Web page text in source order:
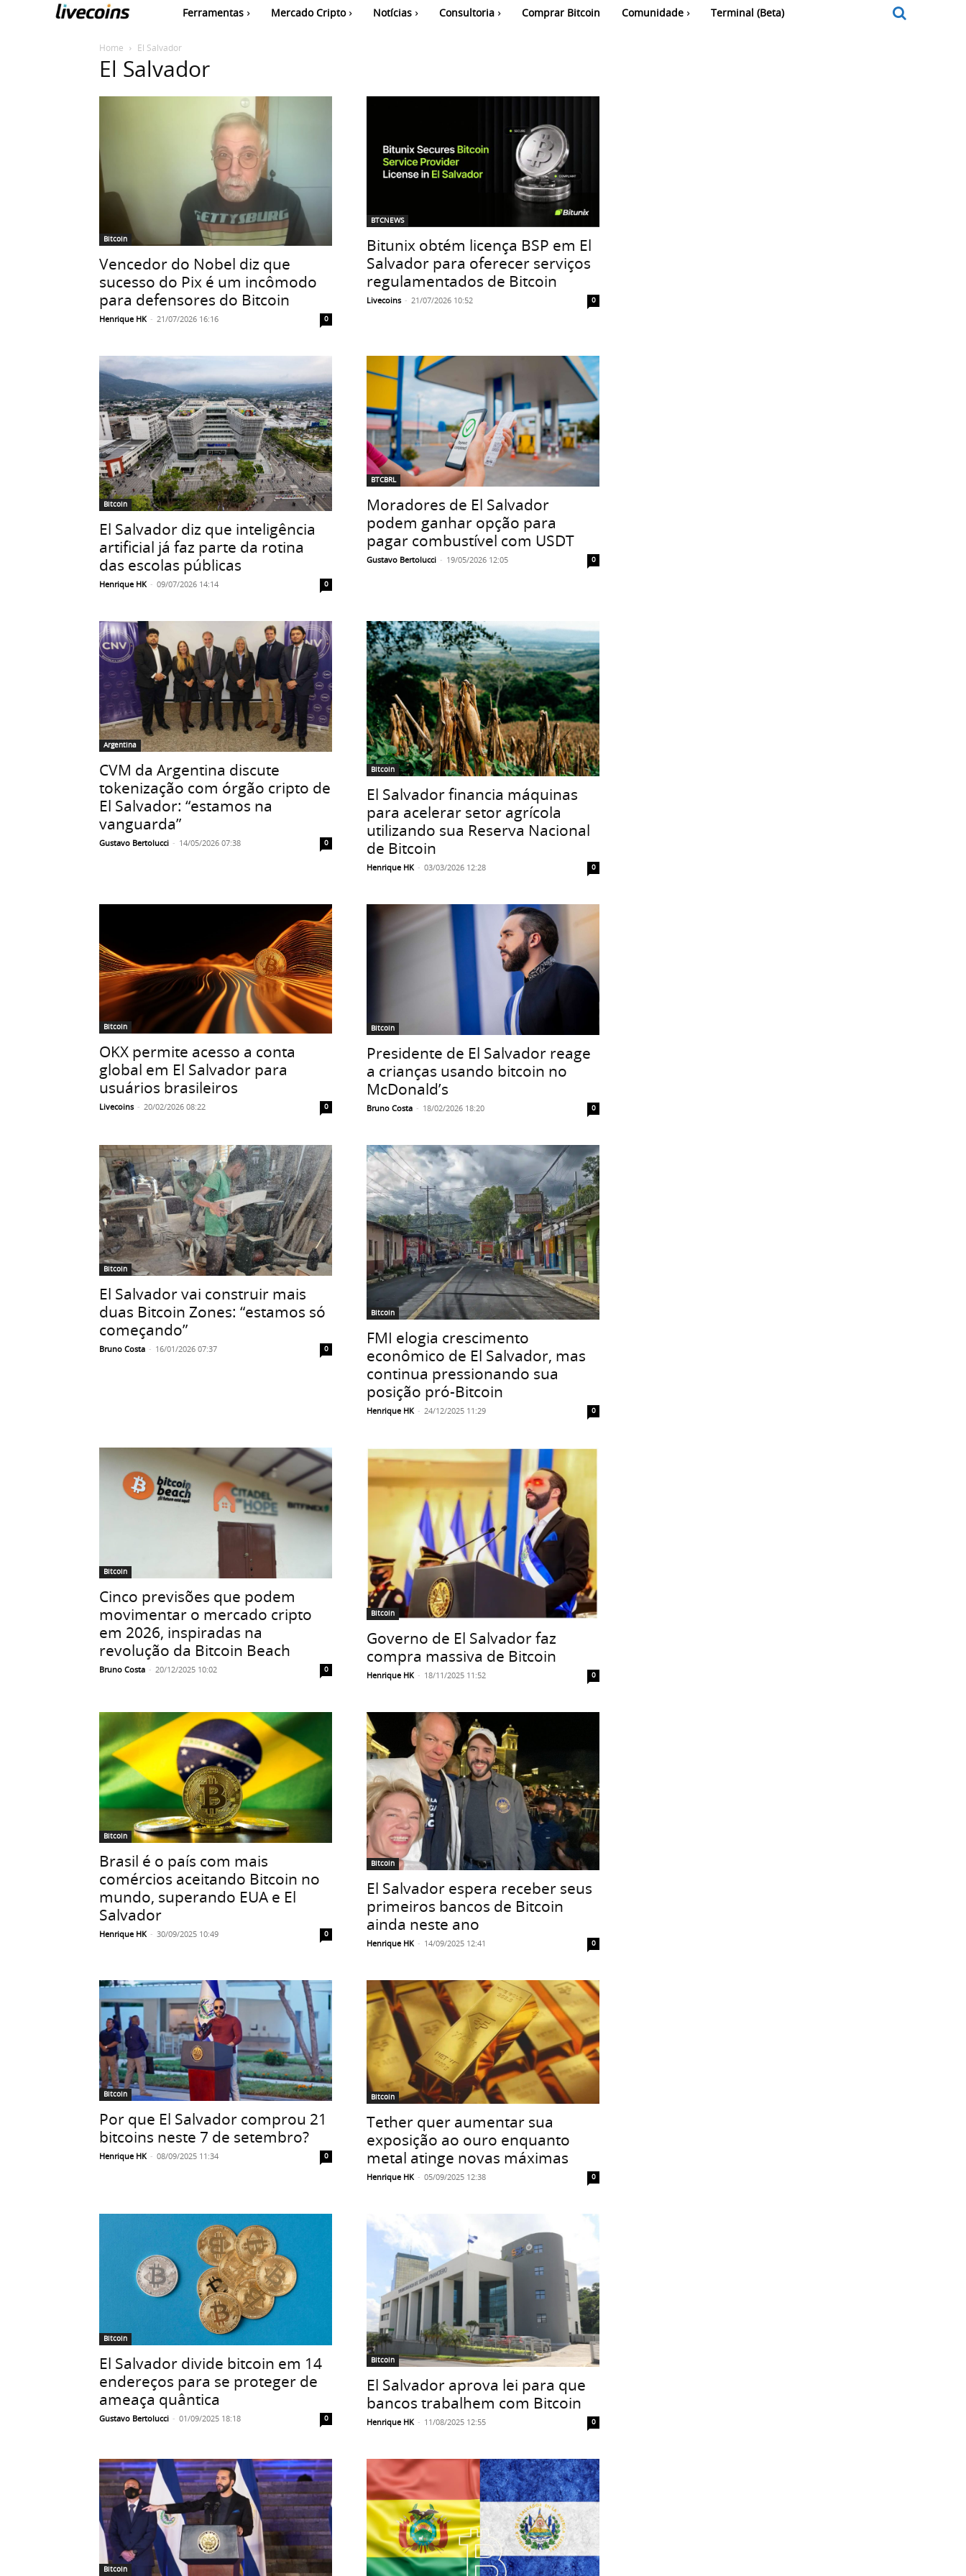
Ferramentas Mercado Cripto Notícias Consultoria Comprar Bitcoin Comunidade Terminal (Beta)
Home El Salvador
El Salvador
Bitcoin
Vencedor do Nobel diz que
sucesso do Pix é um incômodo
para defensores do Bitcoin
Henrique HK - 21/07/2026 16:16 0
BTCNEWS
Bitunix obtém licença BSP em El
Salvador para oferecer serviços
regulamentados de Bitcoin
Livecoins - 21/07/2026 10:52 0
Bitcoin
El Salvador diz que inteligência
artificial já faz parte da rotina
das escolas públicas
Henrique HK - 09/07/2026 14:14 0
BTCBRL
Moradores de El Salvador
podem ganhar opção para
pagar combustível com USDT
Gustavo Bertolucci - 19/05/2026 12:05 0
Argentina
CVM da Argentina discute
tokenização com órgão cripto de
El Salvador: “estamos na
vanguarda”
Gustavo Bertolucci - 14/05/2026 07:38 0
Bitcoin
El Salvador financia máquinas
para acelerar setor agrícola
utilizando sua Reserva Nacional
de Bitcoin
Henrique HK - 03/03/2026 12:28 0
Bitcoin
OKX permite acesso a conta
global em El Salvador para
usuários brasileiros
Livecoins - 20/02/2026 08:22 0
Bitcoin
Presidente de El Salvador reage
a crianças usando bitcoin no
McDonald’s
Bruno Costa - 18/02/2026 18:20 0
Bitcoin
El Salvador vai construir mais
duas Bitcoin Zones: “estamos só
começando”
Bruno Costa - 16/01/2026 07:37 0
Bitcoin
FMI elogia crescimento
econômico de El Salvador, mas
continua pressionando sua
posição pró-Bitcoin
Henrique HK - 24/12/2025 11:29 0
Bitcoin
Cinco previsões que podem
movimentar o mercado cripto
em 2026, inspiradas na
revolução da Bitcoin Beach
Bruno Costa - 20/12/2025 10:02 0
Bitcoin
Governo de El Salvador faz
compra massiva de Bitcoin
Henrique HK - 18/11/2025 11:52 0
Bitcoin
Brasil é o país com mais
comércios aceitando Bitcoin no
mundo, superando EUA e El
Salvador
Henrique HK - 30/09/2025 10:49 0
Bitcoin
El Salvador espera receber seus
primeiros bancos de Bitcoin
ainda neste ano
Henrique HK - 14/09/2025 12:41 0
Bitcoin
Por que El Salvador comprou 21
bitcoins neste 7 de setembro?
Henrique HK - 08/09/2025 11:34 0
Bitcoin
Tether quer aumentar sua
exposição ao ouro enquanto
metal atinge novas máximas
Henrique HK - 05/09/2025 12:38 0
Bitcoin
El Salvador divide bitcoin em 14
endereços para se proteger de
ameaça quântica
Gustavo Bertolucci - 01/09/2025 18:18 0
Bitcoin
El Salvador aprova lei para que
bancos trabalhem com Bitcoin
Henrique HK - 11/08/2025 12:55 0
Bitcoin